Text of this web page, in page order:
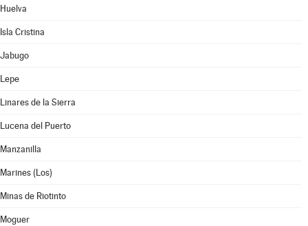
Huelva
Isla Cristina
Jabugo
Lepe
Linares de la Sierra
Lucena del Puerto
Manzanilla
Marines (Los)
Minas de Riotinto
Moguer